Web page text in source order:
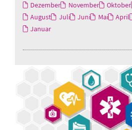
Dezember November Oktober
August
Juli Juni Mai April
Januar